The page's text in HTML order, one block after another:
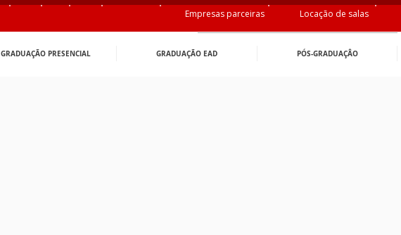
Locação de salas
Empresas parceiras
GRADUAÇÃO PRESENCIAL GRADUAÇÃO EAD PÓS-GRADUAÇÂO